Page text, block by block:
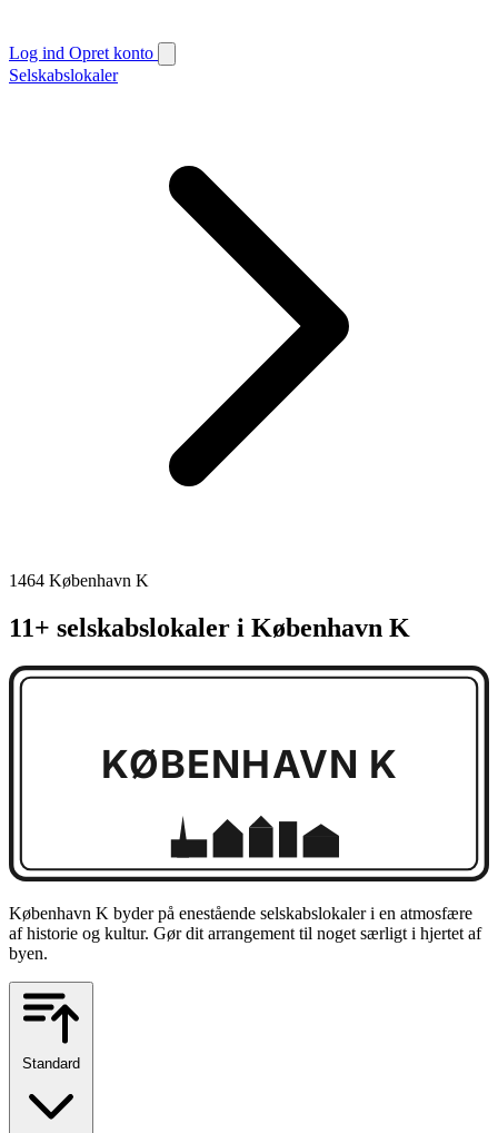
Log ind Opret konto
Selskabslokaler
1464 København K
11+ selskabslokaler i København K
KØBENHAVN K
København K byder på enestående selskabslokaler i en atmosfære
af historie og kultur. Gør dit arrangement til noget særligt i hjertet af
byen.
Standard